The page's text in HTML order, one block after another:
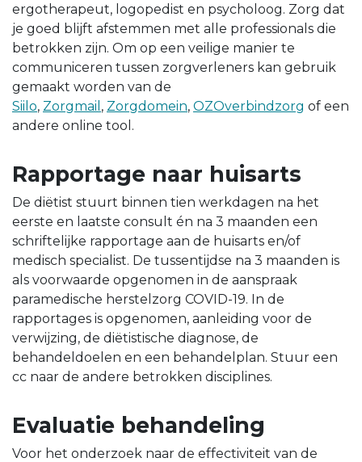
ergotherapeut, logopedist en psycholoog. Zorg dat
je goed blijft afstemmen met alle professionals die
betrokken zijn. Om op een veilige manier te
communiceren tussen zorgverleners kan gebruik
gemaakt worden van de
Siilo, Zorgmail , Zorgdomein, OZOverbindzorg of een
andere online tool.
Rapportage naar huisarts
De diëtist stuurt binnen tien werkdagen na het
eerste en laatste consult én na 3 maanden een
schriftelijke rapportage aan de huisarts en/of
medisch specialist. De tussentijdse na 3 maanden is
als voorwaarde opgenomen in de aanspraak
paramedische herstelzorg COVID-19. In de
rapportages is opgenomen, aanleiding voor de
verwijzing, de diëtistische diagnose, de
behandeldoelen en een behandelplan. Stuur een
cc naar de andere betrokken disciplines.
Evaluatie behandeling
Voor het onderzoek naar de effectiviteit van de